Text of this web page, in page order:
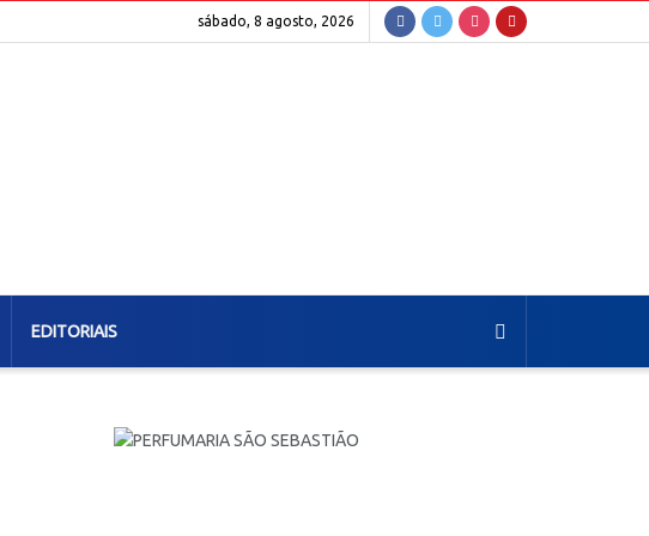
sábado, 8 agosto, 2026
EDITORIAIS